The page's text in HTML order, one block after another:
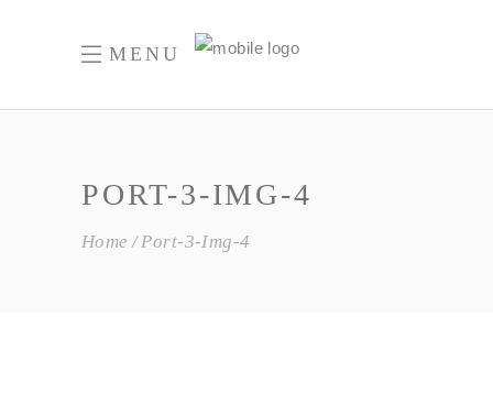
MENU
PORT-3-IMG-4
Home Port-3-Img-4